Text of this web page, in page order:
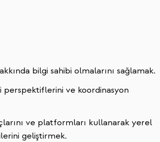
bilgi sahibi olmalarını sağlamak.
perspektiflerini ve koordinasyon
ve platformları kullanarak yerel
geliştirmek.